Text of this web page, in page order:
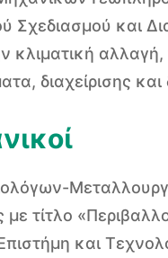
και
διαχείρισης
τίτλο
και